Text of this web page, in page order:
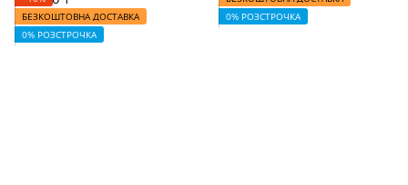
БЕЗКОШТОВНА ДОСТАВКА
0% РОЗСТРОЧКА
0% РОЗСТРОЧКА